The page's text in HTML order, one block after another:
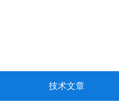
技术文章